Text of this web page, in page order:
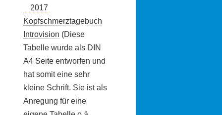
2017
Kopfschmerztagebuch
Introvision (Diese
Tabelle wurde als DIN
A4 Seite entworfen und
hat somit eine sehr
kleine Schrift. Sie ist als
Anregung für eine